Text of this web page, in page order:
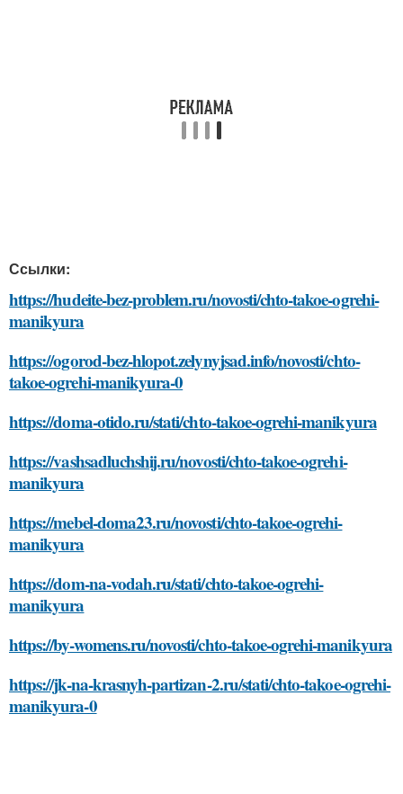
Ссылки:
https://hudeite-bez-problem.ru/novosti/chto-takoe-ogrehi-
manikyura
https://ogorod-bez-hlopot.zelynyjsad.info/novosti/chto-
takoe-ogrehi-manikyura-0
https://doma-otido.ru/stati/chto-takoe-ogrehi-manikyura
https://vashsadluchshij.ru/novosti/chto-takoe-ogrehi-
manikyura
https://mebel-doma23.ru/novosti/chto-takoe-ogrehi-
manikyura
https://dom-na-vodah.ru/stati/chto-takoe-ogrehi-
manikyura
https://by-womens.ru/novosti/chto-takoe-ogrehi-manikyura
https://jk-na-krasnyh-partizan-2.ru/stati/chto-takoe-ogrehi-
manikyura-0